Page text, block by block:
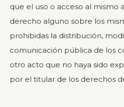
que el uso o acceso al mismo
derecho alguno sobre los
prohibidas la distribución,
comunicación pública de los
otro acto que no haya sido
por el titular de los derechos